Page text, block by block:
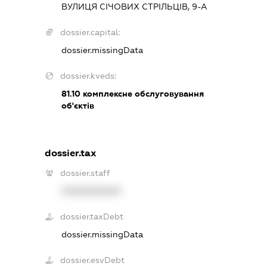
ВУЛИЦЯ СІЧОВИХ СТРІЛЬЦІВ, 9-А
dossier.capital:
dossier.missingData
dossier.kveds:
81.10комплексне обслуговування
об'єктів
dossier.tax
dossier.staff
dossier.taxDebt
dossier.missingData
dossier.esvDebt